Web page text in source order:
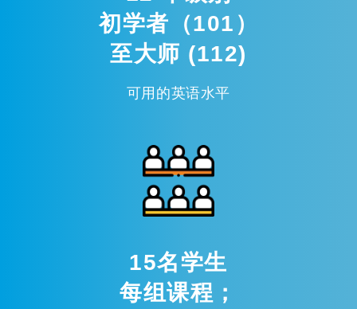
初学者（101）
至大师 (112)
可用的英语水平
15名学生
每组课程；